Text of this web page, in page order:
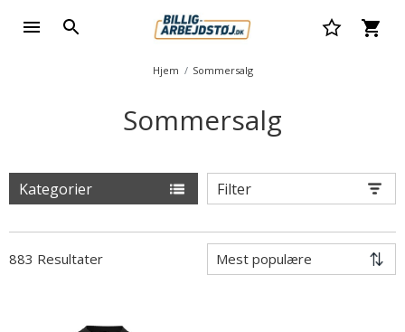
Hjem Sommersalg
Sommersalg
Kategorier Filter
883 Resultater